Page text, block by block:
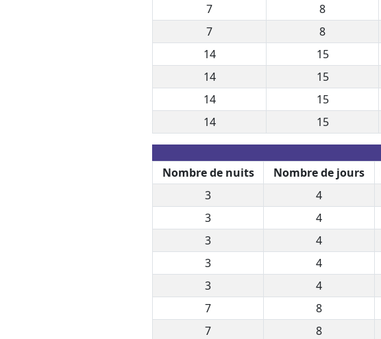
7
8
7
8
14
15
14
15
14
15
14
15
Nombre de nuits Nombre de jours
3
4
3
4
3
4
3
4
3
4
7
8
7
8